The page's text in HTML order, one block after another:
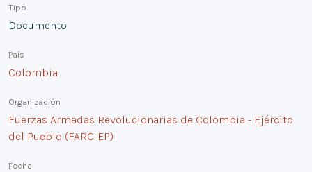
Tipo
Documento
País
Colombia
Organización
Fuerzas Armadas Revolucionarias de Colombia - Ejército
del Pueblo (FARC-EP)
Fecha